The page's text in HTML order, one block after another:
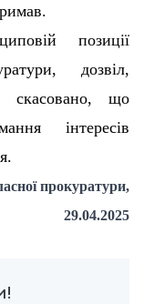
позиції
дозвіл,
скасовано, що
інтересів
прокуратури,
29.04.2025